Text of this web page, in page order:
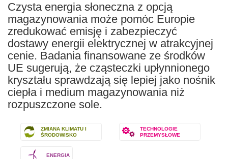
Czysta energia słoneczna z opcją
magazynowania może pomóc Europie
zredukować emisję i zabezpieczyć
dostawy energii elektrycznej w atrakcyjnej
cenie. Badania finansowane ze środków
UE sugerują, że cząsteczki upłynnionego
kryształu sprawdzają się lepiej jako nośnik
ciepła i medium magazynowania niż
rozpuszczone sole.
ZMIANA KLIMATU I
ŚRODOWISKO
TECHNOLOGIE
PRZEMYSŁOWE
ENERGIA